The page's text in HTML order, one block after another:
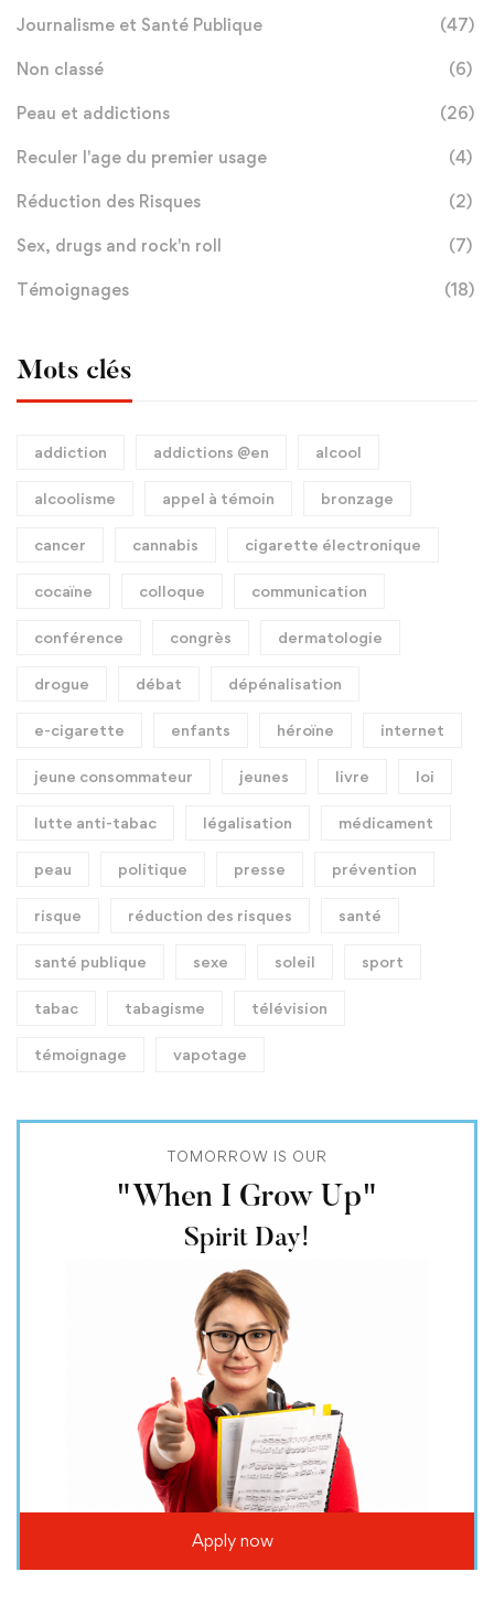
Journalisme et Santé Publique (47)
Non classé (6)
Peau et addictions (26)
Reculer l'age du premier usage (4)
Réduction des Risques (2)
Sex, drugs and rock'n roll (7)
Témoignages (18)
Mots clés
addiction addictions @en alcool
alcoolisme appel à témoin bronzage
cancer cannabis cigarette électronique
cocaïne colloque communication
conférence congrès dermatologie
drogue débat dépénalisation
e-cigarette enfants héroïne internet
jeune consommateur jeunes livre loi
lutte anti-tabac légalisation médicament
peau politique presse prévention
risque réduction des risques santé
santé publique sexe soleil sport
tabac tabagisme télévision
témoignage vapotage
TOMORROW IS OUR
"When I Grow Up"
Spirit Day!
Apply now